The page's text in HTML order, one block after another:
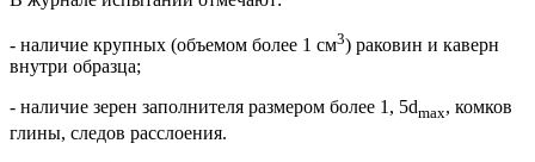
- наличие крупных (объемом более 1 см3) раковин и каверн
внутри образца;
- наличие зерен заполнителя размером более 1, 5dmax, комков
глины, следов расслоения.